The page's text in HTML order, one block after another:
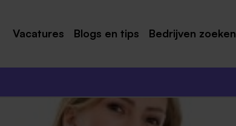
Vacatures
Maastricht
Roermond
Venlo
Blogs en tips Bedrijven zoeken